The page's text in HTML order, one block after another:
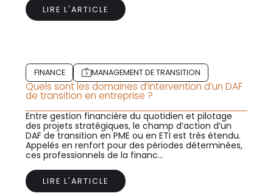
LIRE L'ARTICLE
FINANCE MANAGEMENT DE TRANSITION
Quels sont les domaines d’intervention d’un DAF
de transition en entreprise ?
Entre gestion financière du quotidien et pilotage
des projets stratégiques, le champ d’action d’un
DAF de transition en PME ou en ETI est très étendu.
Appelés en renfort pour des périodes déterminées,
ces professionnels de la financ...
LIRE L'ARTICLE